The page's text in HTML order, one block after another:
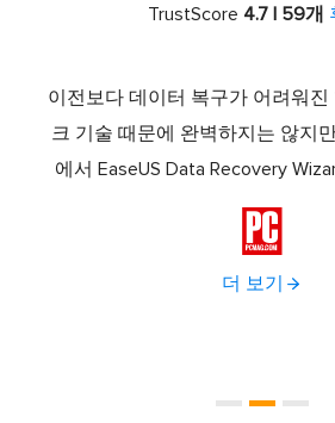
TrustScore 4.7 | 59개
이전보다 데이터 복구가 어려워진
크 기술 때문에 완벽하지는 않지
에서 EaseUS Data Recovery

더 보기